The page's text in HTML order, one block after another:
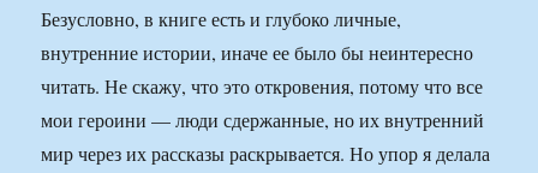
Безусловно, в книге есть и глубоко личные,
внутренние истории, иначе ее было бы неинтересно
читать. Не скажу, что это откровения, потому что все
мои героини — люди сдержанные, но их внутренний
мир через их рассказы раскрывается. Но упор я делала